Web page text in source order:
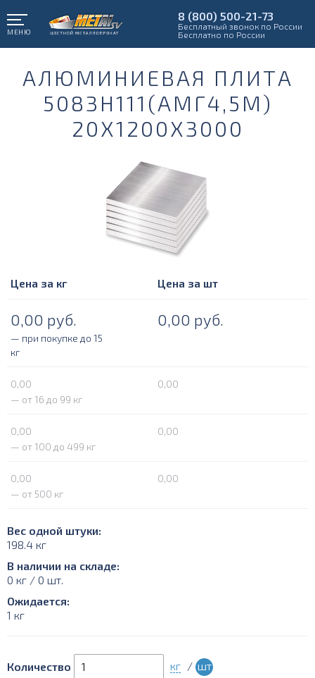
МЕНЮ
8 (800) 500-21-73
Бесплатный звонок по России
Бесплатно по России
АЛЮМИНИЕВАЯ ПЛИТА
5083Н111(АМГ4,5М)
20Х1200Х3000
Цена за кг Цена за шт
0,00 руб. 0,00 руб.
— при покупке до 15
кг
0,00
0,00
— от 16 до 99 кг
0,00
0,00
— от 100 до 499 кг
0,00
0,00
— от 500 кг
Вес одной штуки:
198.4 кг
В наличии на складе:
0 кг / 0 шт.
Ожидается:
1 кг
Количество кг / шт